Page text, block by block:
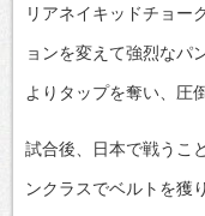
リアネイキッドチョー
ョンを変えて強烈なパ
よりタップを奪い、圧
試合後、日本で戦うこ
ンクラスでベルトを獲